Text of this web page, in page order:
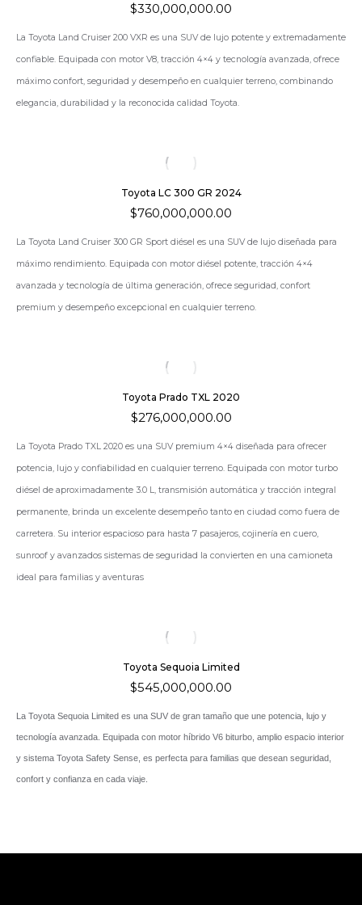
$330,000,000.00
La Toyota Land Cruiser 200 VXR es una SUV de lujo potente y extremadamente
confiable. Equipada con motor V8, tracción 4×4 y tecnología avanzada, ofrece
máximo confort, seguridad y desempeño en cualquier terreno, combinando
elegancia, durabilidad y la reconocida calidad Toyota.
Toyota LC 300 GR 2024
$760,000,000.00
La Toyota Land Cruiser 300 GR Sport diésel es una SUV de lujo diseñada para
máximo rendimiento. Equipada con motor diésel potente, tracción 4×4
avanzada y tecnología de última generación, ofrece seguridad, confort
premium y desempeño excepcional en cualquier terreno.
Toyota Prado TXL 2020
$276,000,000.00
La Toyota Prado TXL 2020 es una SUV premium 4×4 diseñada para ofrecer
potencia, lujo y confiabilidad en cualquier terreno. Equipada con motor turbo
diésel de aproximadamente 3.0 L, transmisión automática y tracción integral
permanente, brinda un excelente desempeño tanto en ciudad como fuera de
carretera. Su interior espacioso para hasta 7 pasajeros, cojinería en cuero,
sunroof y avanzados sistemas de seguridad la convierten en una camioneta
ideal para familias y aventuras
Toyota Sequoia Limited
$545,000,000.00
La Toyota Sequoia Limited es una SUV de gran tamaño que une potencia, lujo y
tecnología avanzada. Equipada con motor híbrido V6 biturbo, amplio espacio interior
y sistema Toyota Safety Sense, es perfecta para familias que desean seguridad,
confort y confianza en cada viaje.